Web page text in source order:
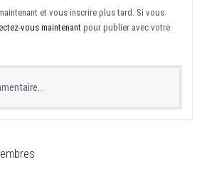
et vous inscrire plus tard. Si vous
vous maintenant pour publier avec votre